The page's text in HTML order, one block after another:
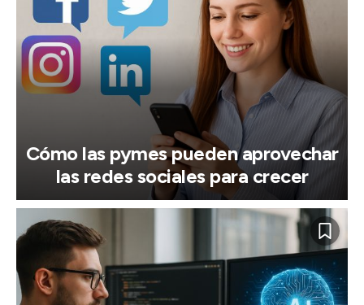
Cómo las pymes pueden aprovechar
las redes sociales para crecer